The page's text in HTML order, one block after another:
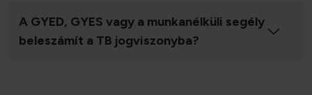
A GYED, GYES vagy a munkanélküli segély
beleszámít a TB jogviszonyba?